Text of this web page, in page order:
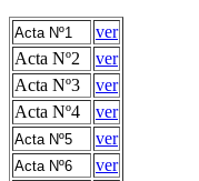
Acta Nº1
ver
Acta Nº2
ver
Acta Nº3
ver
Acta Nº4
ver
Acta Nº5 ver
Acta Nº6
ver